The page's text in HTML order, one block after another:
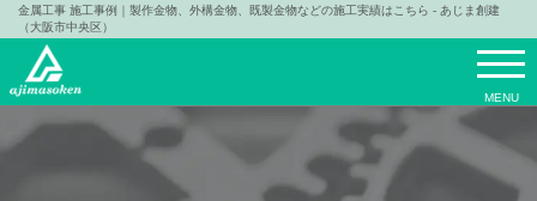
金属工事 施工事例｜製作金物、外構金物、既製金物などの施工実績はこちら - あじま創建
（大阪市中央区）
MENU